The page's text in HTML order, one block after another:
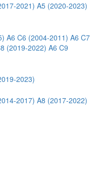
2021) A5 (2020-2023)
A6 C6 (2004-2011) A6 C7
(2019-2022) A6 C9
2023)
2017) A8 (2017-2022)